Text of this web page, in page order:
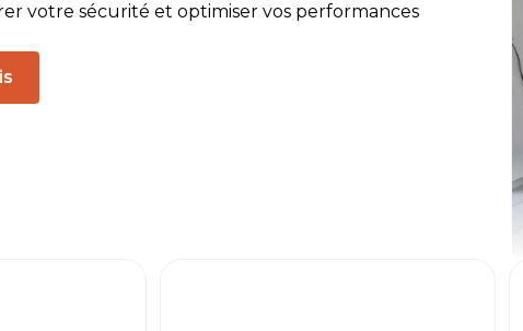
votre sécurité et optimiser vos performances